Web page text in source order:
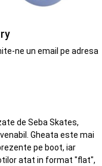
ne un email pe adresa
de Seba Skates,
Gheata este mai
pe boot, iar
atat in format "flat",